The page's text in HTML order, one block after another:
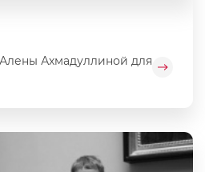
Ахмадуллиной для